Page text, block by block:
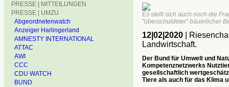
PRESSE | MITTEILUNGEN
PRESSE | UMZU
Abgeordnetenwatch
Anzeiger Harlingerland
AMNESTY INTERNATIONAL
ATTAC
AWI
CCC
CDU WATCH
BUND
Es stellt sich auch noch die
"überschuldeter" bäuerlicher
12|02|2020|
Landwirtschaft.
Der Bund für Umwelt und
Kompetenznetzwerks
gesellschaftlich
Tiere als auch für das Klima